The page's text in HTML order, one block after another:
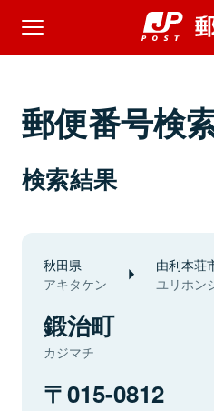
郵便番号検
検索結果
秋田県
アキタケン
由利本荘
ユリホン
鍛治町
カジマチ
015-0812